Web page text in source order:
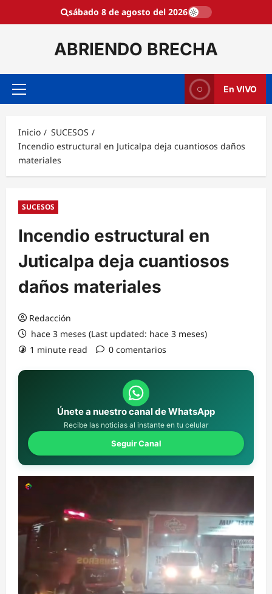
sábado 8 de agosto del 2026
ABRIENDO BRECHA
Menú
En VIVO
Inicio
SUCESOS
Incendio estructural en Juticalpa deja cuantiosos daños
materiales
SUCESOS
Incendio estructural en
Juticalpa deja cuantiosos
daños materiales
Redacción
hace 3 meses (Last updated: hace 3 meses)
1 minute read
0 comentarios
Únete a nuestro canal de WhatsApp
Recibe las noticias al instante en tu celular
Seguir Canal